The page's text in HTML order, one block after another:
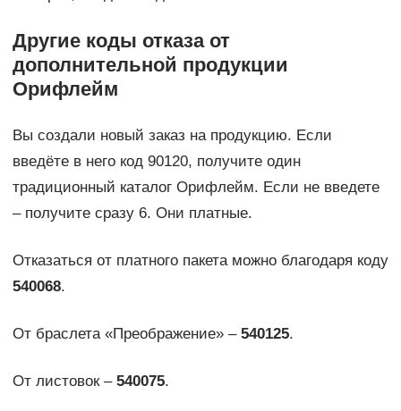
Другие коды отказа от
дополнительной продукции
Орифлейм
Вы создали новый заказ на продукцию. Если
введёте в него код 90120, получите один
традиционный каталог Орифлейм. Если не введете
– получите сразу 6. Они платные.
Отказаться от платного пакета можно благодаря коду
540068.
От браслета «Преображение» – 540125.
От листовок – 540075.